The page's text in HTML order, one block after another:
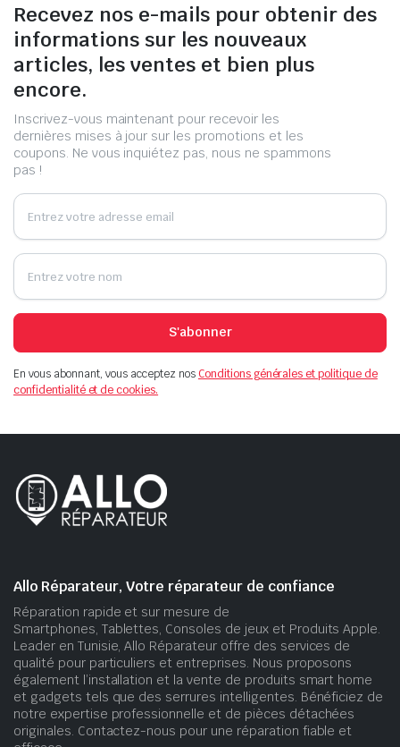
Recevez nos e-mails pour obtenir des
informations sur les nouveaux
articles, les ventes et bien plus
encore.
Inscrivez-vous maintenant pour recevoir les
dernières mises à jour sur les promotions et les
coupons. Ne vous inquiétez pas, nous ne spammons
pas !
S'abonner
En vous abonnant, vous acceptez nosConditions générales et politique de
confidentialité et de cookies.
Allo Réparateur, Votre réparateur de confiance
Réparation rapide et sur mesure de
Smartphones, Tablettes, Consoles de jeux et Produits Apple.
Leader en Tunisie, Allo Réparateur offre des services de
qualité pour particuliers et entreprises. Nous proposons
également l’installation et la vente de produits smart home
et gadgets tels que des serrures intelligentes. Bénéficiez de
notre expertise professionnelle et de pièces détachées
originales. Contactez-nous pour une réparation fiable et